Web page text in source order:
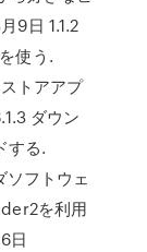
9日 1.1.2
使う.
トアアプ
ダウン
する.
フトウェ
を利用
日